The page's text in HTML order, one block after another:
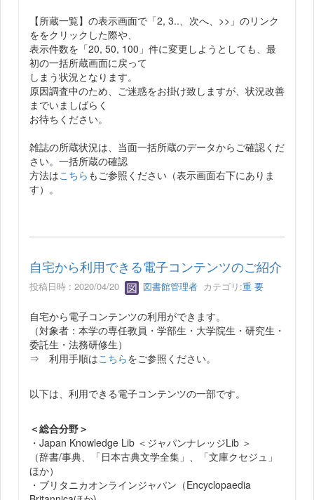
【所蔵一覧】の表示画面で「2, 3..、次へ、>>」のリンク
ををクリックした際や、
表示件数を「20, 50, 100」件に変更しようとしても、最
初の一括所蔵画面に戻って
しまう状況となります。
原因調査中のため、ご迷惑をお掛け致しますが、状況改善
までいましばらく
お待ちください。
雑誌の所蔵状況は、当面一括所蔵のデータからご確認くだ
さい。一括所蔵の確認
方法はこちら もご参照ください（表示画面右下にありま
す）。
自宅から利用できる電子コンテンツのご紹介
投稿日時 : 2020/04/20 図書館管理者 カテゴリ:重 要
自宅から電子コンテンツの利用ができます。
（対象者：本学の専任教員・学部生・大学院生・研究生・
委託生・法務研修生）
⇒ 利用手順はこちらをご参照ください。
以下は、利用できる電子コンテンツの一部です。
＜総合分野＞
・Japan Knowledge Lib ＜ジャパンナレッジLib ＞
（辞書/事典、「日本古典文学全集」、「文庫クセジュ」
ほか）
・ブリタニカオンラインジャパン（Encyclopaedia